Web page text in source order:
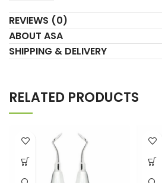
REVIEWS (0)
ABOUT ASA
SHIPPING & DELIVERY
RELATED PRODUCTS